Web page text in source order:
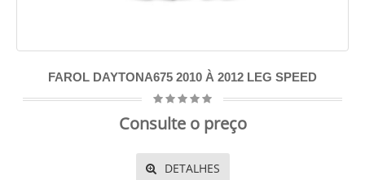
FAROL DAYTONA675 2010 À 2012 LEG SPEED
Consulte o preço
DETALHES